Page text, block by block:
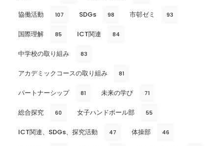
協働活動 107 SDGs 98 市邨ゼミ 93
国際理解 85 ICT関連 84
中学校の取り組み 83
アカデミックコースの取り組み 81
パートナーシップ 81 未来の学び 71
総合探究 60 女子ハンドボール部 55
ICT関連、SDGs、探究活動 47 体操部 46